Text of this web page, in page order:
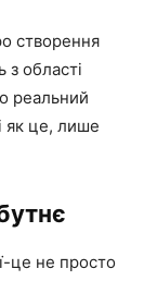
створення
з області
реальний
як це, лише
це не просто